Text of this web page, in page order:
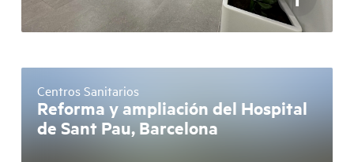
Centros Sanitarios
Reforma y ampliación del Hospital
de Sant Pau, Barcelona